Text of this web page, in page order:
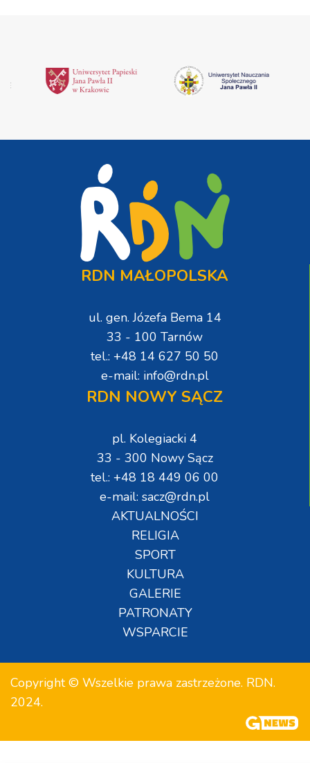
RDN MAŁOPOLSKA
ul. gen. Józefa Bema 14
33 - 100 Tarnów
tel.: +48 14 627 50 50
e-mail: info@rdn.pl
RDN NOWY SĄCZ
pl. Kolegiacki 4
33 - 300 Nowy Sącz
tel.: +48 18 449 06 00
e-mail: sacz@rdn.pl
AKTUALNOŚCI
RELIGIA
SPORT
KULTURA
GALERIE
PATRONATY
WSPARCIE
Copyright © Wszelkie prawa zastrzeżone. RDN.
2024.